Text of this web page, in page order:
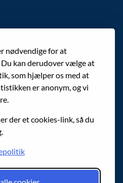
nødvendige for at
kan derudover vælge at
som hjælper os med at
er anonym, og vi
der et cookies-link, så du